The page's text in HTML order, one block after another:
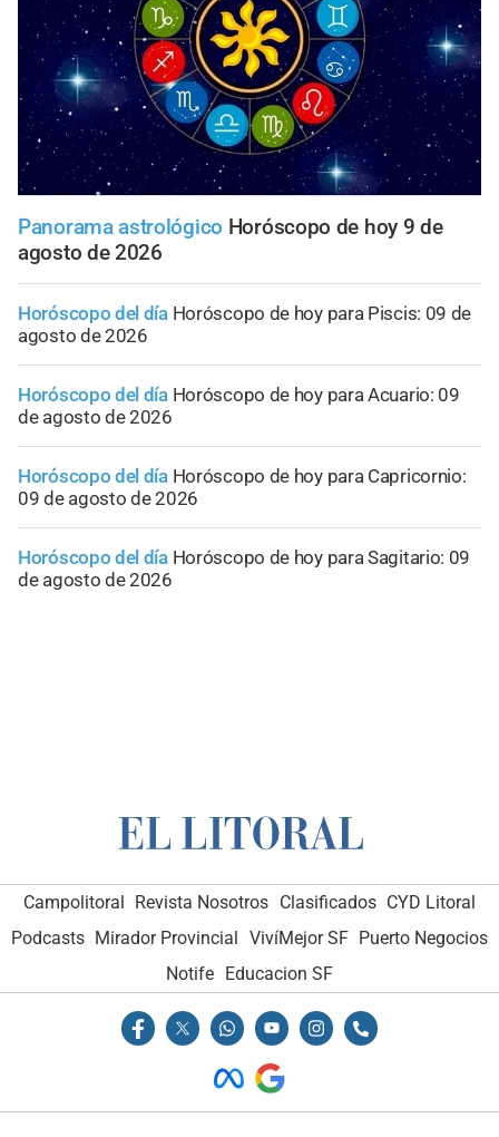
Panorama astrológico Horóscopo de hoy 9 de
agosto de 2026
Horóscopo del día Horóscopo de hoy para Piscis: 09 de
agosto de 2026
Horóscopo del día Horóscopo de hoy para Acuario: 09
de agosto de 2026
Horóscopo del día Horóscopo de hoy para Capricornio:
09 de agosto de 2026
Horóscopo del día Horóscopo de hoy para Sagitario: 09
de agosto de 2026
Campolitoral Revista Nosotros Clasificados CYD Litoral
Podcasts Mirador Provincial VivíMejor SF Puerto Negocios
Notife
Educacion SF